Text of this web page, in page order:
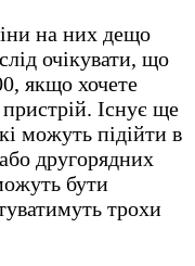
на них дещо
очікувати, що
якщо хочете
Існує ще
можуть підійти в
другорядних
бути
трохи